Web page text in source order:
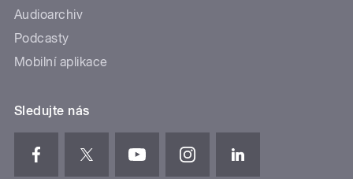
Audioarchiv
Podcasty
Mobilní aplikace
Sledujte nás